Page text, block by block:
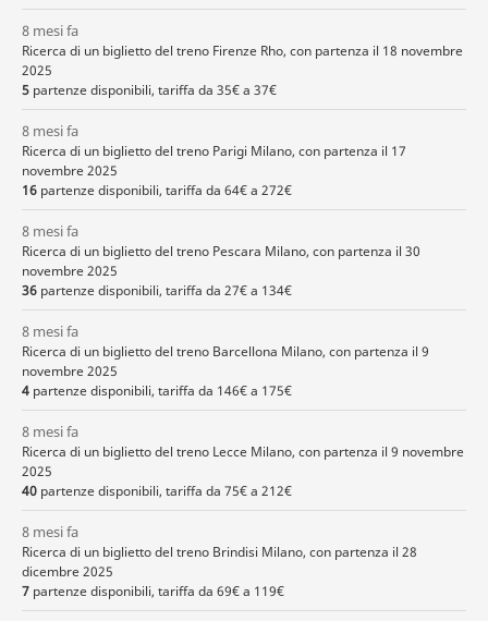
8 mesi fa
Ricerca di un biglietto del treno Firenze Rho, con partenza il 18 novembre
2025
5 partenze disponibili, tariffa da 35€ a 37€
8 mesi fa
Ricerca di un biglietto del treno Parigi Milano, con partenza il 17
novembre 2025
16 partenze disponibili, tariffa da 64€ a 272€
8 mesi fa
Ricerca di un biglietto del treno Pescara Milano, con partenza il 30
novembre 2025
36 partenze disponibili, tariffa da 27€ a 134€
8 mesi fa
Ricerca di un biglietto del treno Barcellona Milano, con partenza il 9
novembre 2025
4 partenze disponibili, tariffa da 146€ a 175€
8 mesi fa
Ricerca di un biglietto del treno Lecce Milano, con partenza il 9 novembre
2025
40 partenze disponibili, tariffa da 75€ a 212€
8 mesi fa
Ricerca di un biglietto del treno Brindisi Milano, con partenza il 28
dicembre 2025
7 partenze disponibili, tariffa da 69€ a 119€